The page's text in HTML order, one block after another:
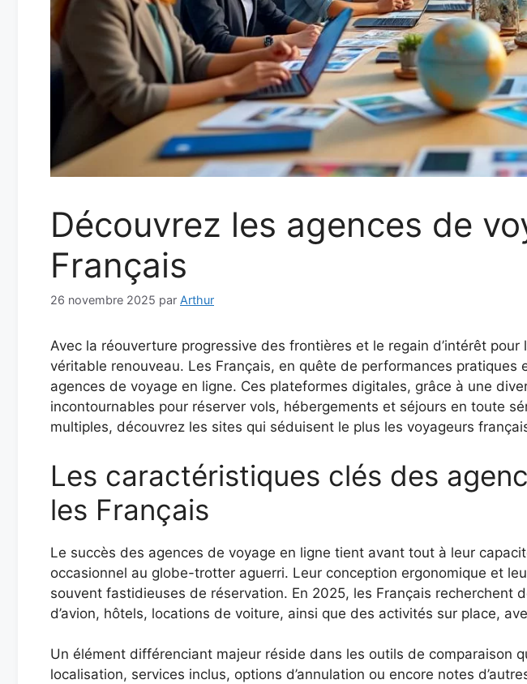
Découvrez les agences de
Français
26 novembre 2025 par Arthur
Avec la réouverture progressive des frontières et le regain d’intérêt
véritable renouveau. Les Français, en quête de performances
agences de voyage en ligne. Ces plateformes digitales, grâce à une
incontournables pour réserver vols, hébergements et séjours en toute
multiples, découvrez les sites qui séduisent le plus les voyageurs
Les caractéristiques clés des
les Français
Le succès des agences de voyage en ligne tient avant tout à leur
occasionnel au globe-trotter aguerri. Leur conception ergonomique et
souvent fastidieuses de réservation. En 2025, les Français
d’avion, hôtels, locations de voiture, ainsi que des activités sur place,
Un élément différenciant majeur réside dans les outils de comparaison
localisation, services inclus, options d’annulation ou encore notes